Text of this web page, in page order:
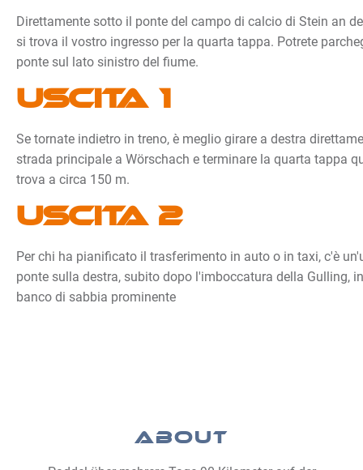
Direttamente sotto il ponte del campo di calcio di Stein an
si trova il vostro ingresso per la quarta tappa. Potrete
ponte sul lato sinistro del fiume.
Uscita 1
Se tornate indietro in treno, è meglio girare a destra
strada principale a Wörschach e terminare la quarta tappa
trova a circa 150 m.
Uscita 2
Per chi ha pianificato il trasferimento in auto o in taxi, c'è
ponte sulla destra, subito dopo l'imboccatura della Gulling,
banco di sabbia prominente
ABOUT